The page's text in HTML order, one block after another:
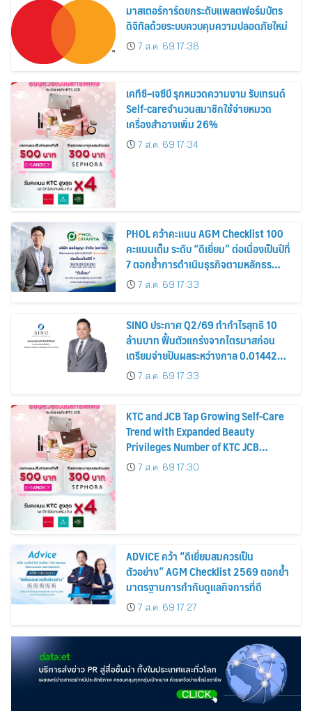
มาสเตอร์การ์ดยกระดับแพลตฟอร์มบัตร
ดิจิทัลด้วยระบบควบคุมความปลอดภัยใหม่
7 ส.ค. 69 17:36
เคทีซี–เจซีบี รุกหมวดความงาม รับเทรนด์
Self-careจำนวนสมาชิกใช้จ่ายหมวด
เครื่องสำอางเพิ่ม 26%
7 ส.ค. 69 17:34
PHOL คว้าคะแนน AGM Checklist 100
คะแนนเต็ม ระดับ “ดีเยี่ยม” ต่อเนื่องเป็นปีที่
7 ตอกย้ำการดำเนินธุรกิจตามหลักธร
รมาภิบาล โปร่งใส สร้างความเชื่อมั่นผู้ถือ
หุ้น
7 ส.ค. 69 17:33
SINO ประกาศ Q2/69 ทำกำไรสุทธิ 10
ล้านบาท ฟื้นตัวแกร่งจากไตรมาสก่อน
เตรียมจ่ายปันผลระหว่างกาล 0.014423
บาทต่อหุ้น ครึ่งปีหลังมุ่งเติบโตต่อเนื่อง
7 ส.ค. 69 17:33
KTC and JCB Tap Growing Self-Care
Trend with Expanded Beauty
Privileges Number of KTC JCB
Cardmembers Spending on
Cosmetics Rises 26%
7 ส.ค. 69 17:30
ADVICE คว้า “ดีเยี่ยมสมควรเป็น
ตัวอย่าง” AGM Checklist 2569 ตอกย้ำ
มาตรฐานการกำกับดูแลกิจการที่ดี
7 ส.ค. 69 17:27